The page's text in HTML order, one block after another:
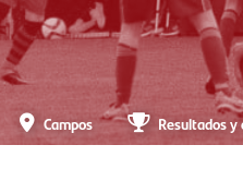
Campos Resultados